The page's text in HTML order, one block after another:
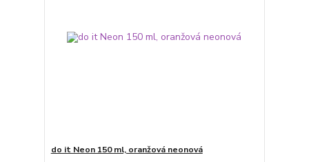
do it Neon 150 ml, oranžová neonová